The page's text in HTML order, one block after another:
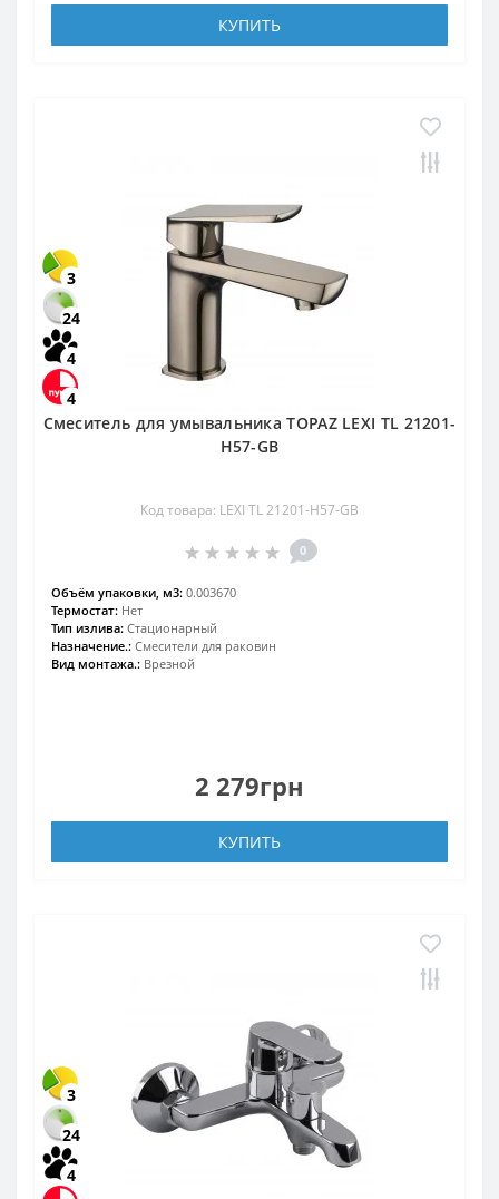
КУПИТЬ
3
24
4
4
Смеситель для умывальника TOPAZ LEXI TL 21201-
H57-GB
Код товара: LEXI TL 21201-H57-GB
0
Объём упаковки, м3: 0.003670
Термостат: Нет
Тип излива: Стационарный
Назначение.: Смесители для раковин
Вид монтажа.: Врезной
2 279грн
КУПИТЬ
3
24
4